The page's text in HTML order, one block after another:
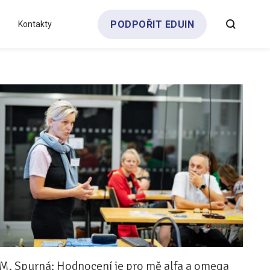
Kontakty PODPOŘIT EDUIN
M. Spurná: Hodnocení je pro mě alfa a omega